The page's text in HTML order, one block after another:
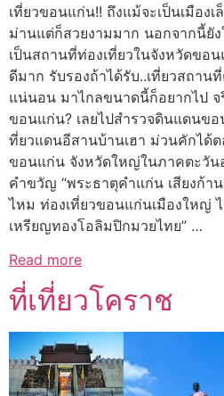
เที่ยวขอนแก่น!! ถึงแม้จะเป็นเมือง
ม่านแต่ก็สวยงามมาก นอกจากนี้ยั
เป็นสถานที่ท่องเที่ยวในจังหวัดขอ
ดีมาก รับรองถ้าได้รับ..เที่ยวสถาน
แน่นอน มาไกลขนาดนี้ก็อยากไป
ขอนแก่น? เลยไปสำรวจดินแดนข
ที่ยวแดนอีสานบ้านเฮา ม่วนคักได้
ขอนแก่น จังหวัดใหญ่ในภาคตะวันอ
คำขวัญ “พระธาตุคำแก่น เสียงก้า
ไหม ท่องเที่ยวขอนแก่นเมืองใหญ่
เหรียญทองโอลิมปิกมวยไทย” …
Read more
ที่เที่ยวโคราช